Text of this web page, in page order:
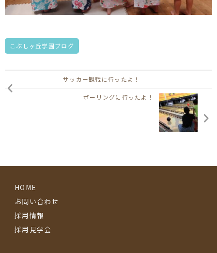
こぶしヶ丘学園ブログ
サッカー観戦に行ったよ！
ボーリングに行ったよ！
HOME
お問い合わせ
採用情報
採用見学会